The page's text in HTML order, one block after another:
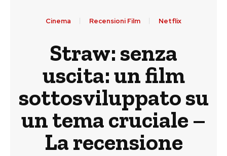
Cinema Recensioni Film Netflix
Straw: senza
uscita: un film
sottosviluppato su
un tema cruciale –
La recensione